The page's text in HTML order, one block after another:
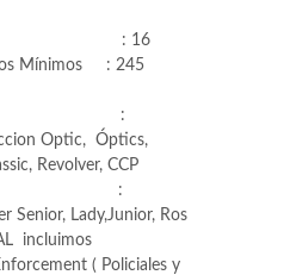
: 16
Mínimos : 245
:
Optic, Óptics,
Revolver, CCP
:
Senior, Lady,Junior, Ros
incluimos
( Policiales y